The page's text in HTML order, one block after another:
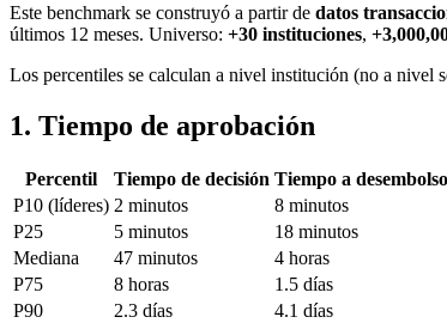
Este benchmark se construyó a partir de datos
últimos 12 meses. Universo: +30 instituciones,
Los percentiles se calculan a nivel institución (no a nivel
1. Tiempo de aprobación
Percentil Tiempo de decisión Tiempo a desembolso
P10 (líderes) 2 minutos
8 minutos
P25
5 minutos
18 minutos
Mediana
47 minutos
4 horas
P75
8 horas
1.5 días
P90
2.3 días 4.1 días